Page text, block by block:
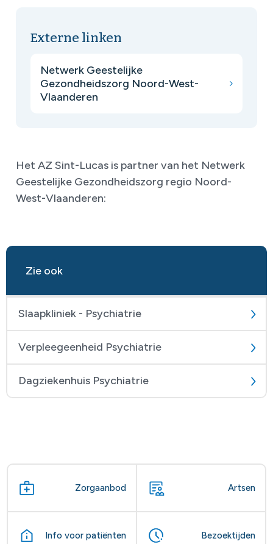
Externe linken
Netwerk Geestelijke
Gezondheidszorg Noord-West-
Vlaanderen
Het AZ Sint-Lucas is partner van het Netwerk
Geestelijke Gezondheidszorg regio Noord-
West-Vlaanderen:
Zie ook
Slaapkliniek - Psychiatrie
Verpleegeenheid Psychiatrie
Dagziekenhuis Psychiatrie
Zorgaanbod Artsen
Info voor patiënten Bezoektijden